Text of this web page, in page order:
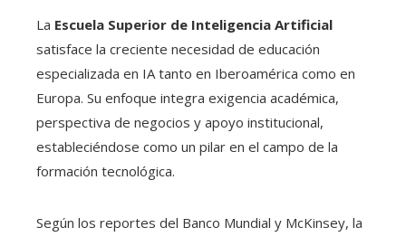
La Escuela Superior de Inteligencia Artificial
satisface la creciente necesidad de educación
especializada en IA tanto en Iberoamérica como en
Europa. Su enfoque integra exigencia académica,
perspectiva de negocios y apoyo institucional,
estableciéndose como un pilar en el campo de la
formación tecnológica.
Según los reportes del Banco Mundial y McKinsey, la